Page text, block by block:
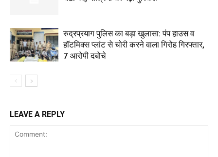
रुद्रप्रयाग पुलिस का बड़ा खुलासा: पंप हाउस व
हॉटमिक्स प्लांट से चोरी करने वाला गिरोह गिरफ्तार,
7 आरोपी दबोचे
LEAVE A REPLY